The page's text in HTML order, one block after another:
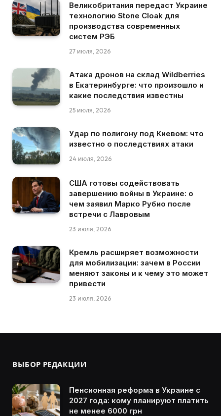
Великобритания передаст Украине
технологию Stone Cloak для
производства современных
систем РЭБ
27 июля, 2026
Атака дронов на склад Wildberries
в Екатеринбурге: что произошло и
какие последствия известны
25 июля, 2026
Удар по полигону под Киевом: что
известно о последствиях атаки
24 июля, 2026
США готовы содействовать
завершению войны в Украине: о
чем заявил Марко Рубио после
встречи с Лавровым
23 июля, 2026
Кремль расширяет возможности
для мобилизации: зачем в России
меняют законы и к чему это может
привести
23 июля, 2026
ВЫБОР РЕДАКЦИИ
Пенсионная реформа в Украине с
2027 года: кому планируют платить
не менее 6000 грн